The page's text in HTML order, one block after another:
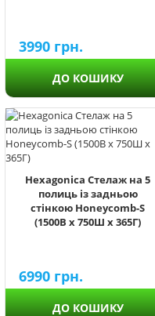
3990 грн.
ДО КОШИКУ
Hexagonica Стелаж на 5
полиць із задньою
стінкою Honeycomb-S
(1500В х 750Ш х 365Г)
6990 грн.
ДО КОШИКУ